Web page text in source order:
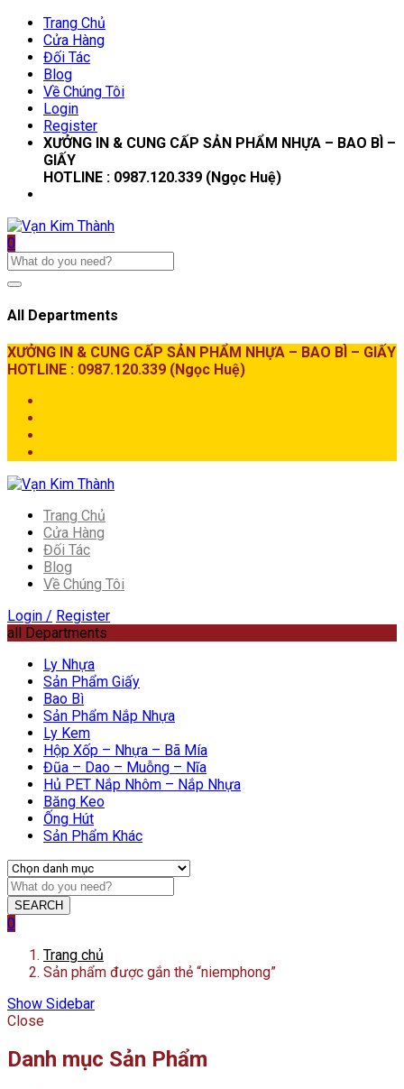
Trang Chủ
Cửa Hàng
Đối Tác
Blog
Về Chúng Tôi
Login
Register
XƯỞNG IN & CUNG CẤP SẢN PHẨM NHỰA – BAO BÌ –
GIẤY
HOTLINE : 0987.120.339 (Ngọc Huệ)
0
All Departments
XƯỞNG IN & CUNG CẤP SẢN PHẨM NHỰA – BAO BÌ – GIẤY
HOTLINE : 0987.120.339 (Ngọc Huệ)
Trang Chủ
Cửa Hàng
Đối Tác
Blog
Về Chúng Tôi
Login / Register
all Departments
Ly Nhựa
Sản Phẩm Giấy
Bao Bì
Sản Phẩm Nắp Nhựa
Ly Kem
Hộp Xốp – Nhựa – Bã Mía
Đũa – Dao – Muỗng – Nĩa
Hủ PET Nắp Nhôm – Nắp Nhựa
Băng Keo
Ống Hút
Sản Phẩm Khác
SEARCH
0
Trang chủ
Sản phẩm được gắn thẻ “niemphong”
Show Sidebar
Close
Danh mục Sản Phẩm